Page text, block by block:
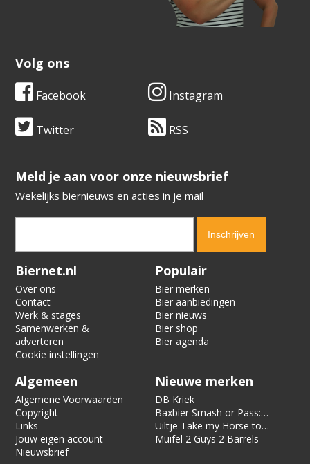
Volg ons
Facebook Instagram
Twitter RSS
​​​​​​​Meld je aan voor onze nieuwsbrief
Wekelijks biernieuws en acties in je mail
Verification code:
Biernet.nl
Over ons
Contact
Werk & stages
Samenwerken &
adverteren
Cookie instellingen
Populair
Bier merken
Bier aanbiedingen
Bier nieuws
Bier shop
Bier agenda
Algemeen
Algemene Voorwaarden
Copyright
Links
Jouw eigen account
Nieuwsbrief
Nieuwe merken
DB Kriek
Baxbier Smash or Pass:
Strata
Uiltje Take my Horse to
the Hotel Room
Muifel 2 Guys 2 Barrels